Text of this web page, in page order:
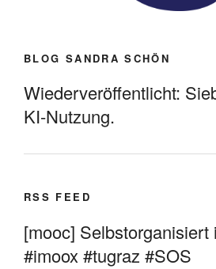
BLOG SANDRA SCHÖN
Wiederveröffentlicht:
KI-Nutzung.
RSS FEED
[mooc] Selbstorganisiert
#imoox #tugraz #SOS